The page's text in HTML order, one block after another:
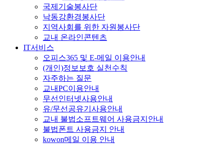
국제기술봉사단
낙동강환경봉사단
지역사회를 위한 자원봉사단
교내 온라인콘텐츠
IT서비스
오피스365 및 E-메일 이용안내
(개인)정보보호 실천수칙
자주하는 질문
교내PC이용안내
무선인터넷사용안내
유/무선공유기사용안내
교내 불법소프트웨어 사용금지안내
불법폰트 사용금지 안내
kowon메일 이용 안내